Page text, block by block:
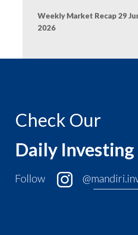
Weekly Market Recap 29
2026
Check Our
Daily Investing
Follow